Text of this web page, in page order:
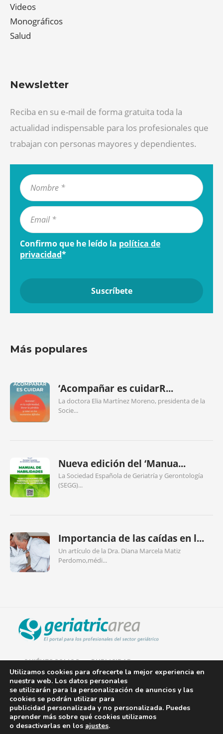
Videos
Monográficos
Salud
Newsletter
Reciba en su e-mail de forma gratuita toda la
actualidad indispensable para los profesionales que
trabajan con personas mayores y dependientes.
Confirmo que he leído la política de
privacidad*
Más populares
‘Acompañar es cuidarR...
La doctora Elia Martínez Moreno, presidenta de la
Socie...
Nueva edición del ‘Manua...
La Sociedad Española de Geriatría y Gerontología
(SEGG)...
Importancia de las caídas en l...
Un artículo de la Dra. Diana Marcela Matiz
Perdomo,médi...
QUIÉNES SOMOS PUBLICIDAD
AVISO LEGAL
POLÍTICA DE COOKIES
POLÍTICA DE PRIVACIDAD
Utilizamos cookies para ofrecerte la mejor experiencia en
nuestra web. Los datos personales
se utilizarán para la personalización de anuncios y las
cookies se podrán utilizar para
publicidad personalizada y no personalizada. Puedes
aprender más sobre qué cookies utilizamos
o desactivarlas en los ajustes.